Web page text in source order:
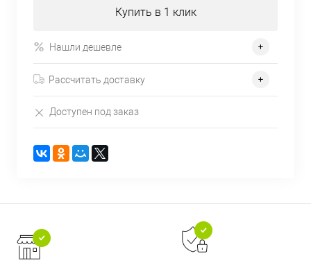
Купить в 1 клик
Нашли дешевле
Рассчитать доставку
Доступен под заказ